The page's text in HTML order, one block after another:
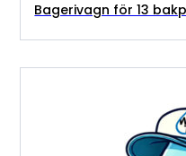
Bagerivagn för 13